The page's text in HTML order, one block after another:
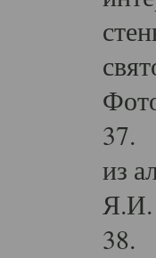
37.
из
Я.И.
38.